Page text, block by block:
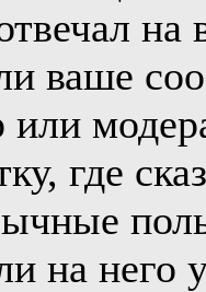
ваше
или
где
на него